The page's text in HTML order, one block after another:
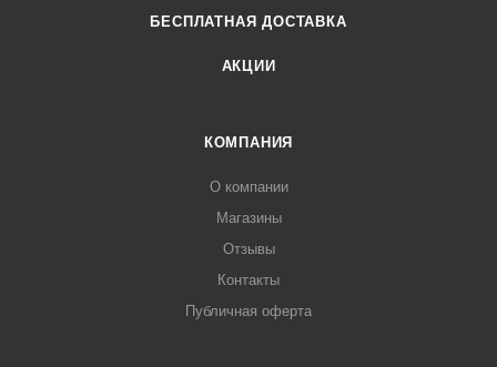
БЕСПЛАТНАЯ ДОСТАВКА
АКЦИИ
КОМПАНИЯ
О компании
Магазины
Отзывы
Контакты
Публичная оферта